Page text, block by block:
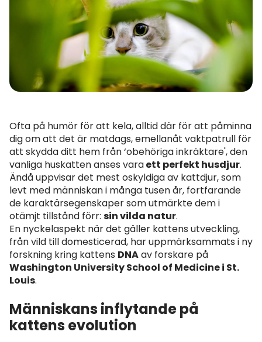
Ofta på humör för att kela, alltid där för att påminna
dig om att det är matdags, emellanåt vaktpatrull för
att skydda ditt hem från ‘obehöriga inkräktare', den
vanliga huskatten anses varaett perfekt husdjur.
Ändå uppvisar det mest oskyldiga av kattdjur, som
levt med människan i många tusen år, fortfarande
de karaktärsegenskaper som utmärkte dem i
otämjt tillstånd förr: sin vilda natur.
En nyckelaspekt när det gäller kattens utveckling,
från vild till domesticerad, har uppmärksammats i ny
forskning kring kattens DNAav forskare på
Washington University School of Medicine i St.
Louis.
Människans inflytande på
kattens evolution